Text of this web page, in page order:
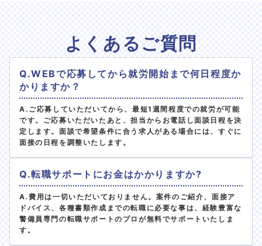
よくあるご質問
Q.WEBで応募してから就労開始まで何日程度か
かりますか？
A.ご応募していただいてから、最短1週間程度での就労が可能
です。ご応募いただいたあと、担当からお電話し面談日程を決
定します。面談で希望条件に合う求人がある場合には、すぐに
面接の日程を調整いたします。
Q.転職サポートにお金はかかりますか?
A.費用は一切いただいておりません。案件のご紹介、面接ア
ドバイス、各種書類作成までの転職に必要な事は、経験豊富な
警備員専門の転職サポートのプロが無料でサポートいたしま
す。